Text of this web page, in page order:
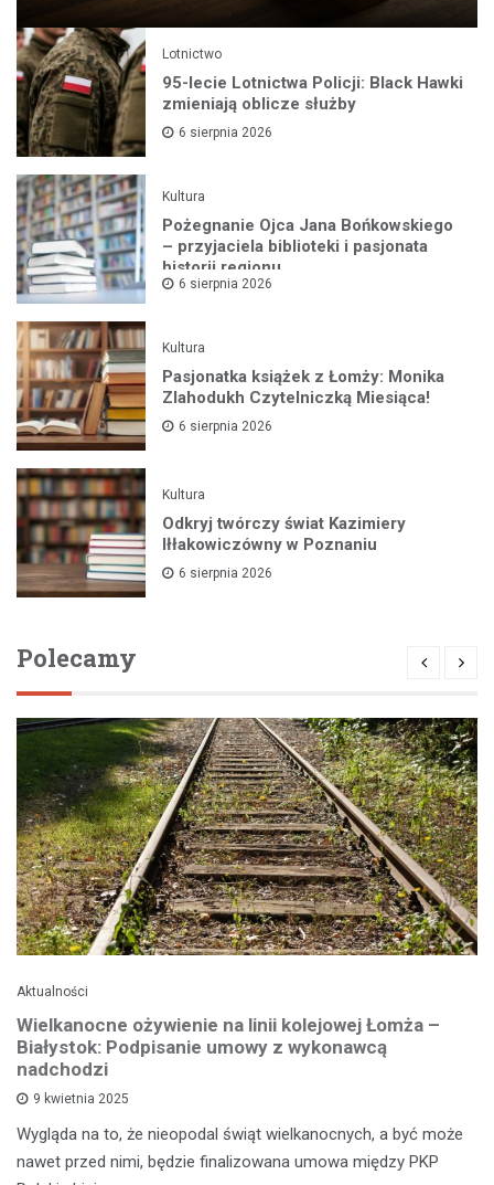
Lotnictwo
95-lecie Lotnictwa Policji: Black Hawki
zmieniają oblicze służby
6 sierpnia 2026
Kultura
Pożegnanie Ojca Jana Bońkowskiego
– przyjaciela biblioteki i pasjonata
historii regionu
6 sierpnia 2026
Kultura
Pasjonatka książek z Łomży: Monika
Zlahodukh Czytelniczką Miesiąca!
6 sierpnia 2026
Kultura
Odkryj twórczy świat Kazimiery
Iłłakowiczówny w Poznaniu
6 sierpnia 2026
Polecamy
Aktualności
Wielkanocne ożywienie na linii kolejowej Łomża –
Białystok: Podpisanie umowy z wykonawcą
nadchodzi
9 kwietnia 2025
Wygląda na to, że nieopodal świąt wielkanocnych, a być może
nawet przed nimi, będzie finalizowana umowa między PKP